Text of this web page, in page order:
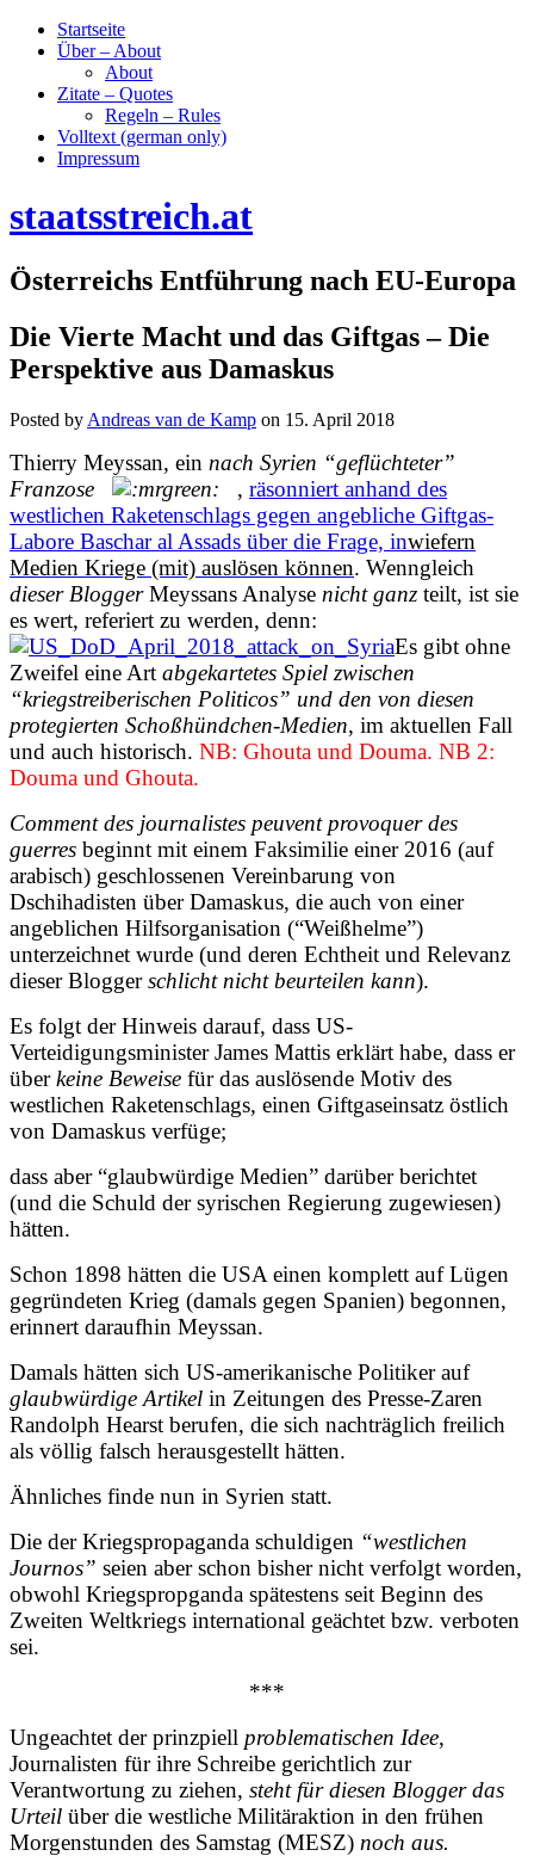
Startseite
Über – About
About
Zitate – Quotes
Regeln – Rules
Volltext (german only)
Impressum
staatsstreich.at
Österreichs Entführung nach EU-Europa
Die Vierte Macht und das Giftgas – Die
Perspektive aus Damaskus
Posted by Andreas van de Kamp on 15. April 2018
Thierry Meyssan, ein nach Syrien “geflüchteter”
Franzose
, räsonniert anhand des
westlichen Raketenschlags gegen angebliche Giftgas-
Labore Baschar al Assads über die Frage, inwiefern
Medien Kriege (mit) auslösen können. Wenngleich
dieser BloggerMeyssans Analyse nicht ganz teilt, ist sie
es wert, referiert zu werden, denn:
Es gibt ohne
Zweifel eine Art abgekartetes Spiel zwischen
“kriegstreiberischen Politicos” und den von diesen
protegierten Schoßhündchen-Medien, im aktuellen Fall
und auch historisch. NB: Ghouta und Douma. NB 2:
Douma und Ghouta.
Comment des journalistes peuvent provoquer des
guerres beginnt mit einem Faksimilie einer 2016 (auf
arabisch) geschlossenen Vereinbarung von
Dschihadisten über Damaskus, die auch von einer
angeblichen Hilfsorganisation (“Weißhelme”)
unterzeichnet wurde (und deren Echtheit und Relevanz
dieser Bloggerschlicht nicht beurteilen kann).
Es folgt der Hinweis darauf, dass US-
Verteidigungsminister James Mattis erklärt habe, dass er
überkeine Beweise für das auslösende Motiv des
westlichen Raketenschlags, einen Giftgaseinsatz östlich
von Damaskus verfüge;
dass aber “glaubwürdige Medien” darüber berichtet
(und die Schuld der syrischen Regierung zugewiesen)
hätten.
Schon 1898 hätten die USA einen komplett auf Lügen
gegründeten Krieg (damals gegen Spanien) begonnen,
erinnert daraufhin Meyssan.
Damals hätten sich US-amerikanische Politiker auf
glaubwürdige Artikel in Zeitungen des Presse-Zaren
Randolph Hearst berufen, die sich nachträglich freilich
als völlig falsch herausgestellt hätten.
Ähnliches finde nun in Syrien statt.
Die der Kriegspropaganda schuldigen “westlichen
Journos” seien aber schon bisher nicht verfolgt worden,
obwohl Kriegspropganda spätestens seit Beginn des
Zweiten Weltkriegs international geächtet bzw. verboten
sei.
***
Ungeachtet der prinzpiell problematischen Idee,
Journalisten für ihre Schreibe gerichtlich zur
Verantwortung zu ziehen, steht für diesen Blogger das
Urteil über die westliche Militäraktion in den frühen
Morgenstunden des Samstag (MESZ) noch aus.